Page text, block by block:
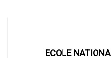
ECOLE